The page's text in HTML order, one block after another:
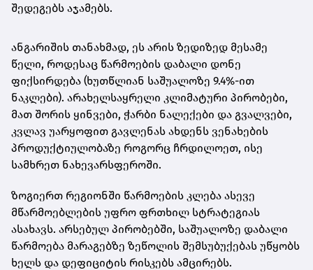
შედეგებს აჯამებს.
ანგარიშის თანახმად, ეს არის ზედიზედ მესამე
წელი, როდესაც წარმოების დაბალი დონე
ფიქსირდება (ხუთწლიან საშუალოზე 9.4%-ით
ნაკლები). არახელსაყრელი კლიმატური პირობები,
მათ შორის ყინვები, ჭარბი ნალექები და გვალვები,
კვლავ უარყოფით გავლენას ახდენს ვენახების
პროდუქტიულობაზე როგორც ჩრდილოეთ, ისე
სამხრეთ ნახევარსფეროში.
ზოგიერთ რეგიონში წარმოების კლება ასევე
მწარმოებლების უფრო ფრთხილ სტრატეგიას
ასახავს. არსებულ პირობებში, საშუალოზე დაბალი
წარმოება მარაგებზე ზეწოლის შემსუბუქებას უწყობს
ხელს და დეფიციტის რისკებს ამცირებს.